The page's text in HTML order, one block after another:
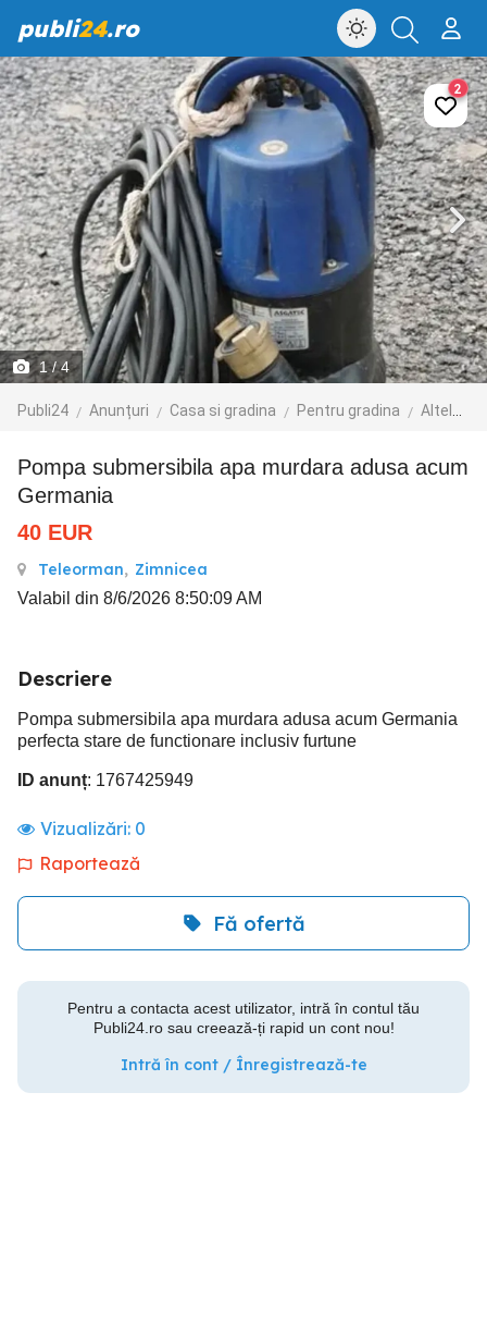
publi24.ro
1/ 4
Publi24 Anunțuri Casa si gradina Pentru gradina Altele pentru gradina
2
Pompa submersibila apa murdara adusa acum
Germania
40 EUR
Teleorman, Zimnicea
Valabil din 8/6/2026 8:50:09 AM
Descriere
Pompa submersibila apa murdara adusa acum Germania
perfecta stare de functionare inclusiv furtune
ID anunț: 1767425949
Vizualizări: 0
Raportează
Fă ofertă
Pentru a contacta acest utilizator, intră în contul tău
Publi24.ro sau creează-ți rapid un cont nou!
Intră în cont / Înregistrează-te